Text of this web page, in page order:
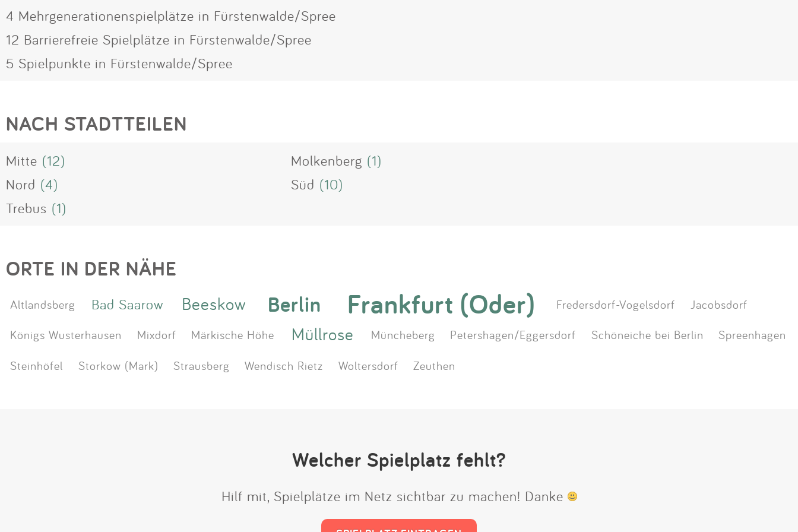
4 Mehrgenerationenspielplätze in Fürstenwalde/Spree
12 Barrierefreie Spielplätze in Fürstenwalde/Spree
5 Spielpunkte in Fürstenwalde/Spree
NACH STADTTEILEN
Mitte (12) Molkenberg (1)
Nord (4) Süd (10)
Trebus (1)
ORTE IN DER NÄHE
Altlandsberg Bad Saarow Beeskow Berlin Frankfurt (Oder) Fredersdorf-Vogelsdorf
Jacobsdorf
Königs Wusterhausen
Mixdorf Märkische Höhe Müllrose Müncheberg Petershagen/Eggersdorf Schöneiche bei Berlin
Spreenhagen
Steinhöfel
Storkow (Mark) Strausberg Wendisch Rietz Woltersdorf Zeuthen
Welcher Spielplatz fehlt?
Hilf mit, Spielplätze im Netz sichtbar zu machen! Danke